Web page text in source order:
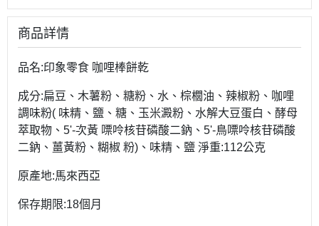
商品詳情
品名:印象零食 咖哩棒餅乾
成分:扁豆、木薯粉、糖粉、水、棕櫚油、辣椒粉、咖哩
調味粉( 味精、鹽、糖、玉米澱粉、水解大豆蛋白、酵母
萃取物、5'-次黃 嘌呤核苷磷酸二鈉、5'-鳥嘌呤核苷磷酸
二鈉、薑黃粉、糊椒 粉)、味精、鹽 淨重:112公克
原產地:馬來西亞
保存期限:18個月